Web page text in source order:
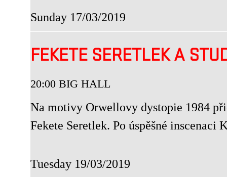
Sunday 17/03/2019
FEKETE SERETLEK A
20:00 BIG HALL
Na motivy Orwellovy dystopie 1984
Fekete Seretlek. Po úspěšné
Tuesday 19/03/2019